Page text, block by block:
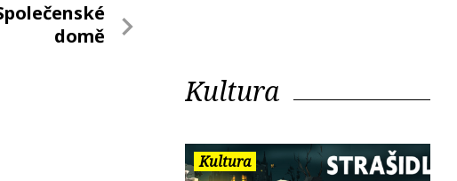
domě
Kultura
Kultura